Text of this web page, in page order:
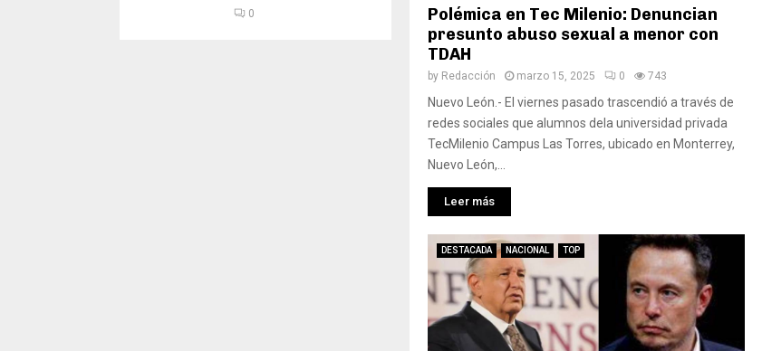
Polémica en Tec Milenio: Denuncian
presunto abuso sexual a menor con
TDAH
by Redacción marzo 15, 2025 0 743
Nuevo León.- El viernes pasado trascendió a través de
redes sociales que alumnos dela universidad privada
TecMilenio Campus Las Torres, ubicado en Monterrey,
Nuevo León,...
Leer más
DESTACADA NACIONAL TOP
0